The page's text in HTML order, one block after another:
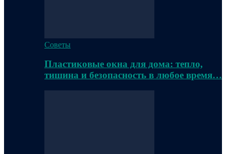
Советы
Пластиковые окна для дома: тепло,
тишина и безопасность в любое время…